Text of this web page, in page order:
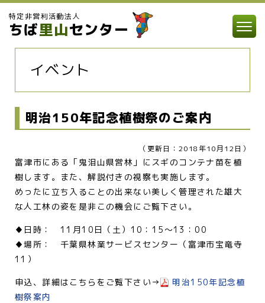
特定非営利活動法人
ちば里山センター
イベント
明治150年記念植樹祭のご案内
（更新日：2018年10月12日）
富津市にある「鬼泪山県営林」にスギのコンテナ苗を植
樹します。また、解説付きの視察も実施します。
めったに立ち入ることの出来ない美しく管理された雄大
な人工林の姿を是非この機会にご覧下さい。
♦日時： 11月10日（土）10：15～13：00
♦場所： 千葉県林業サービスセンター（富津市宝竜寺
11）
申込、詳細はこちらをご覧下さい→
明治150年記念植
樹祭案内